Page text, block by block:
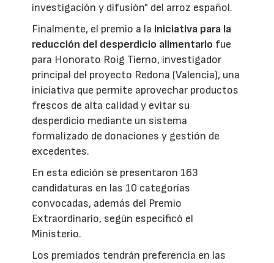
investigación y difusión" del arroz español.
Finalmente, el premio a la iniciativa para la
reducción del desperdicio alimentario fue
para Honorato Roig Tierno, investigador
principal del proyecto Redona (Valencia), una
iniciativa que permite aprovechar productos
frescos de alta calidad y evitar su
desperdicio mediante un sistema
formalizado de donaciones y gestión de
excedentes.
En esta edición se presentaron 163
candidaturas en las 10 categorías
convocadas, además del Premio
Extraordinario, según especificó el
Ministerio.
Los premiados tendrán preferencia en las